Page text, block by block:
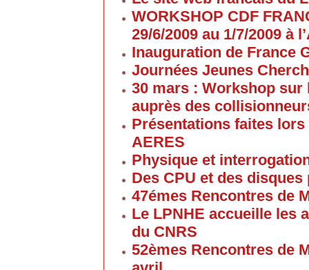
WORKSHOP CDF
29/6/2009 au 1/7/2009 à
Inauguration de France
Journées Jeunes
30 mars : Workshop
auprès des
Présentations faites
AERES
Physique et
Des CPU et des
47émes Rencontres de
Le LPNHE accueille les
du CNRS
52èmes Rencontres de